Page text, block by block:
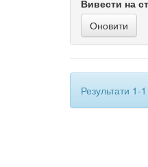
Вивести на
Результати 1-